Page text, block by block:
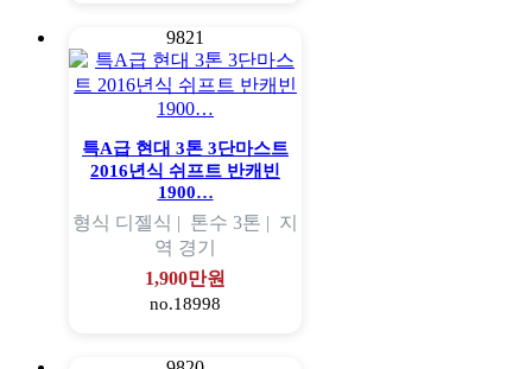
9821
특A급 현대 3톤 3단마스트
2016년식 쉬프트 반캐빈
1900…
형식 디젤식 | 톤수 3톤 | 지
역 경기
1,900만원
no.18998